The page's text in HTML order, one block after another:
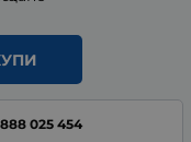
025 454